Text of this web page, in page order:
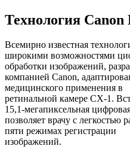
Технология Canon
Всемирно известная
широкими возможностями
обработки изображений,
компанией Canon,
медицинского применения в
ретинальной камере CX-1.
15,1-мегапиксельная
позволяет врачу с легкостью
пяти режимах регистрации
изображений.